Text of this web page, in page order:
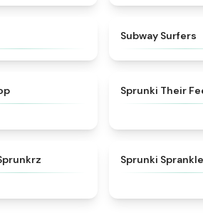
Subway Surfers
Sprunki Their
Sprunki